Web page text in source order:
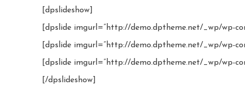
[dpslideshow]
[dpslide imgurl=”http://demo.dptheme.net/_wp/wp-
[dpslide imgurl=”http://demo.dptheme.net/_wp/wp-
[dpslide imgurl=”http://demo.dptheme.net/_wp/wp-
[/dpslideshow]